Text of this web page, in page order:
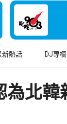
新熱話 DJ專欄
為北韓